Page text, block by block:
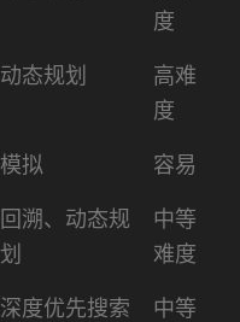
度
动态规划
高难
度
模拟 容易
回溯、动态规
划
中等
难度
深度优先搜索
中等